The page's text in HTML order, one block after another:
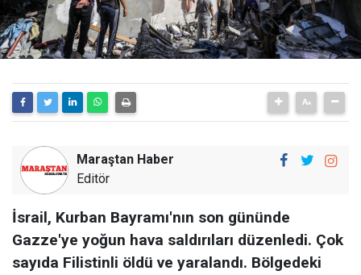
Maraştan Haber
Editör
İsrail, Kurban Bayramı'nın son gününde
Gazze'ye yoğun hava saldırıları düzenledi. Çok
sayıda Filistinli öldü ve yaralandı. Bölgedeki